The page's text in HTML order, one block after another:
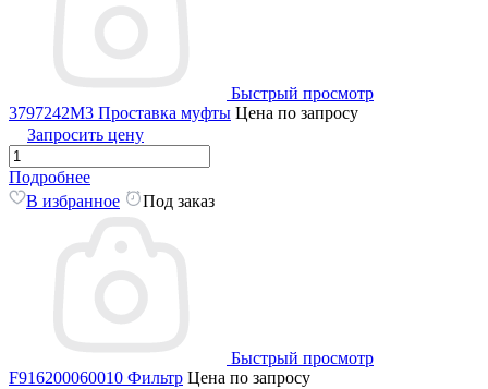
Быстрый просмотр
3797242M3 Проставка муфты Цена по запросу
Запросить цену
Подробнее
В избранное
Под заказ
Быстрый просмотр
F916200060010 Фильтр Цена по запросу